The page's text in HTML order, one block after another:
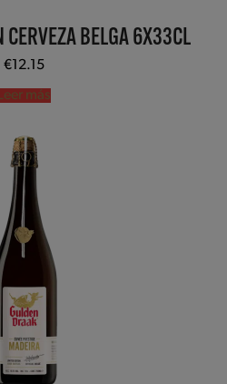
CERVEZA BELGA 6X33CL
€12.15
Leer más